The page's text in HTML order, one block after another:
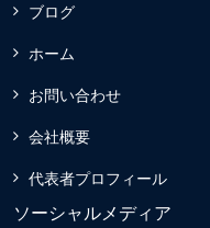
ブログ
ホーム
お問い合わせ
会社概要
代表者プロフィール
ソーシャルメディア